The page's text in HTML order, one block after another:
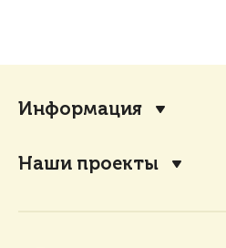
Информация
Наши проекты